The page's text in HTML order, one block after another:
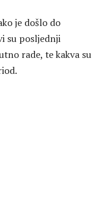
je došlo do
su posljednji
rade, te kakva su